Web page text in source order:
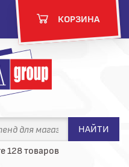
КОРЗИНА
НАЙТИ
128 товаров